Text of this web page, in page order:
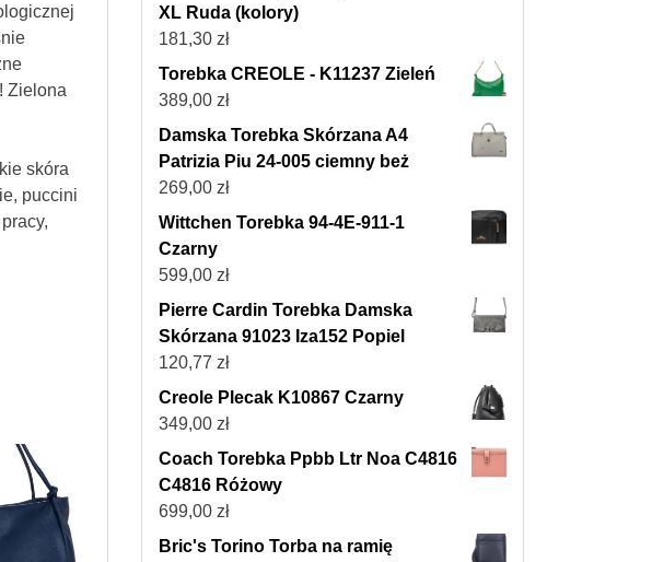
Zielona
skóra
puccini
XL Ruda (kolory)
181,30 zł
Torebka CREOLE - K11237 Zieleń
389,00 zł
Damska Torebka Skórzana A4
Patrizia Piu 24-005 ciemny beż
269,00 zł
Wittchen Torebka 94-4E-911-1
Czarny
599,00 zł
Pierre Cardin Torebka Damska
Skórzana 91023 Iza152 Popiel
120,77 zł
Creole Plecak K10867 Czarny
349,00 zł
Coach Torebka Ppbb Ltr Noa C4816
C4816 Różowy
699,00 zł
Bric's Torino Torba na ramię